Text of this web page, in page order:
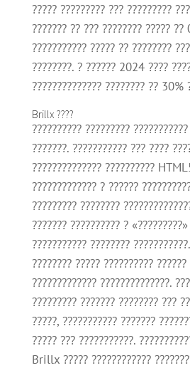
????? ????????? ??? ?????????
??????? ?? ??? ???????? ?????
??????????? ????? ?? ????????
????????. ? ?????? 2024 ????
?????????????? ???????? ?? 30%
Brillx ????
?????????? ?????????
???????. ??????????? ??? ????
?????????????? ??????????
????????????? ? ??????
????????? ????????
??????? ?????????? ?
??????????? ????????
???????? ????? ??????????
????????????? ??????????????.
????????? ??????? ???????? ???
?????, ??????????? ???????
????? ??? ???????????.
Brillx ????? ????????????